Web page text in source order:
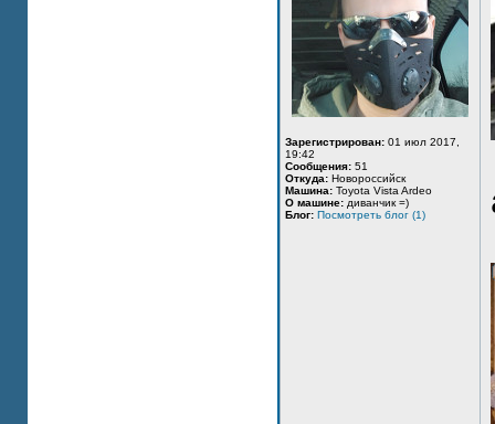
Зарегистрирован: 01 июл 2017,
19:42
Сообщения: 51
Откуда: Новороссийск
Машина: Toyota Vista Ardeo
О машине: диванчик =)
Блог: Посмотреть блог (1)